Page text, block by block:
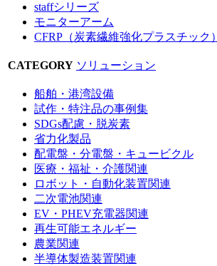
staffシリーズ
モニターアーム
CFRP（炭素繊維強化プラスチック）
CATEGORY ソリューション
船舶・港湾設備
試作・特注品の事例集
SDGs配慮・脱炭素
省力化製品
配電盤・分電盤・キュービクル
医療・福祉・介護関連
ロボット・自動化装置関連
二次電池関連
EV・PHEV充電器関連
再生可能エネルギー
農業関連
半導体製造装置関連